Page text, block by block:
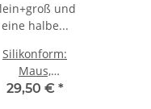
Silikonform:
Maus,
klein+groß und
29,50 € *